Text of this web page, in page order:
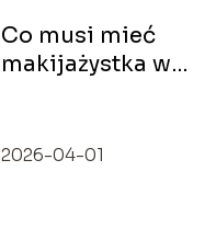
Co musi mieć
makijażystka w
2026-04-01